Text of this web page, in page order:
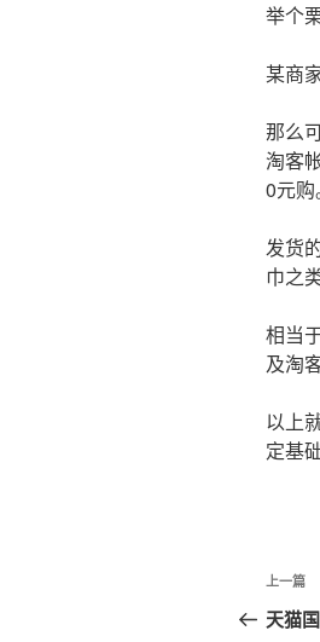
举个
某商
那么
淘客
0元购
发货
巾之
相当
及淘
以上
定基
文
章
上
一
上一篇
天猫